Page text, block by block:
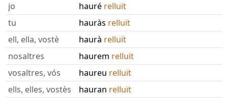
jo hauré relluït
tu
hauràs relluït
ell, ella, vostè
haurà relluït
nosaltres
haurem relluït
vosaltres, vós
haureu relluït
ells, elles, vostès
hauran relluït